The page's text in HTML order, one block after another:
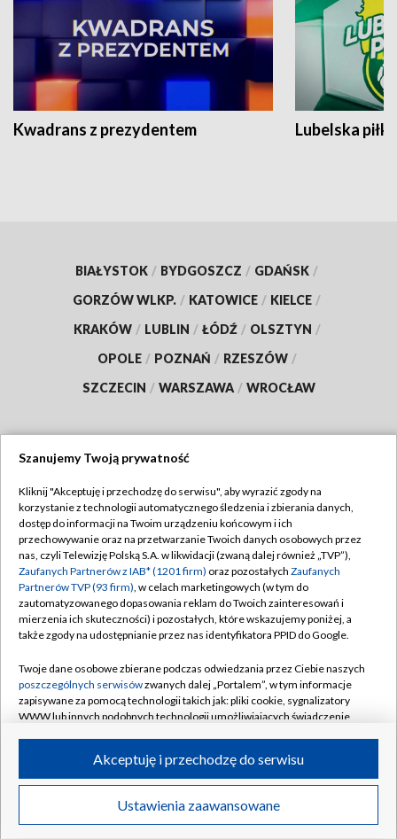
Kwadrans z prezydentem Lubelska piłka
BIAŁYSTOK / BYDGOSZCZ / GDAŃSK /
GORZÓW WLKP. / KATOWICE / KIELCE /
KRAKÓW / LUBLIN / ŁÓDŹ / OLSZTYN /
OPOLE / POZNAŃ / RZESZÓW /
SZCZECIN / WARSZAWA / WROCŁAW
TVP
Abonament TVP
Emisja w TVP
Centrum informacji TVP
Naziemna Telewizja Cyfrowa
Rada Programowa
System NOS
Informacje o nadawcy
Program dla prasy
Ogłoszenie przetargowe
Regulamin TVP
Polityka prywatności
Moje zgody
Pomoc
Kontakt
Kanały
©2026 Telewizja Polska S.A. w likwidacji
Szanujemy Twoją prywatność
Kliknij "Akceptuję i przechodzę do serwisu", aby wyrazić zgody na
korzystanie z technologii automatycznego śledzenia i zbierania danych,
dostęp do informacji na Twoim urządzeniu końcowym i ich
przechowywanie oraz na przetwarzanie Twoich danych osobowych przez
nas, czyli Telewizję Polską S.A. w likwidacji (zwaną dalej również „TVP”),
Zaufanych Partnerów z IAB* (1201 firm) oraz pozostałych Zaufanych
Partnerów TVP (93 firm), w celach marketingowych (w tym do
zautomatyzowanego dopasowania reklam do Twoich zainteresowań i
mierzenia ich skuteczności) i pozostałych, które wskazujemy poniżej, a
także zgody na udostępnianie przez nas identyfikatora PPID do Google.
Twoje dane osobowe zbierane podczas odwiedzania przez Ciebie naszych
poszczególnych serwisówzwanych dalej „Portalem”, w tym informacje
zapisywane za pomocą technologii takich jak: pliki cookie, sygnalizatory
WWW lub innych podobnych technologii umożliwiających świadczenie
ruchu w Internecie.
Twoje dane osobowe zbierane podczas odwiedzania przez Ciebie
poszczególnych serwisówna Portalu, takie jak adresy IP, identyfikatory
Ustawienia zaawansowane
Akceptuję i przechodzę do serwisu